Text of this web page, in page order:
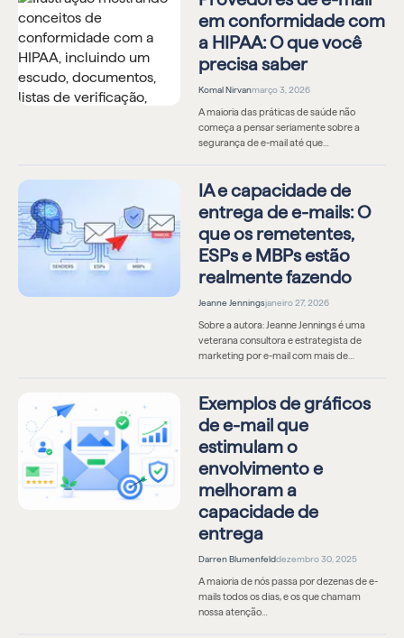
em conformidade com
a HIPAA: O que você
precisa saber
Komal Nirvanmarço 3, 2026
A maioria das práticas de saúde não
começa a pensar seriamente sobre a
segurança de e-mail até que…
IA e capacidade de
entrega de e-mails: O
que os remetentes,
ESPs e MBPs estão
realmente fazendo
Jeanne Jenningsjaneiro 27, 2026
Sobre a autora: Jeanne Jennings é uma
veterana consultora e estrategista de
marketing por e-mail com mais de…
Exemplos de gráficos
de e-mail que
estimulam o
envolvimento e
melhoram a
capacidade de
entrega
Darren Blumenfelddezembro 30, 2025
A maioria de nós passa por dezenas de e-
mails todos os dias, e os que chamam
nossa atenção…